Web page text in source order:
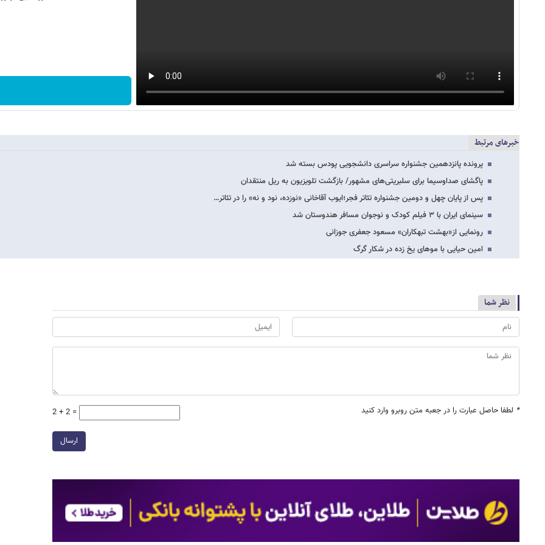
خبرهای مرتبط
پرونده پانزدهمین جشنواره سراسری دانشجویی پودس بسته شد
پاگشای صداوسیما برای سلبریتی‌های مشهور/ بازگشت تلویزیون به ریل منتقدان
پس از پایان چهل و دومین جشنواره تئاتر فجر؛ایوب آقاخانی «نوزده، نود و نه» را در تئاتر…
سینمای ایران با ۳ فیلم کودک و نوجوان مسافر هندوستان شد
رونمایی از«بهشت تبهکاران» مسعود جعفری جوزانی
امین حیایی با موهای یخ زده در شکار گرگ
نظر شما
* لطفا حاصل عبارت را در جعبه متن روبرو وارد کنید 2 + 2 =
ارسال